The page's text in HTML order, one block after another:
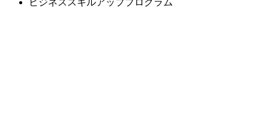
ビジネススキルアッププログラム